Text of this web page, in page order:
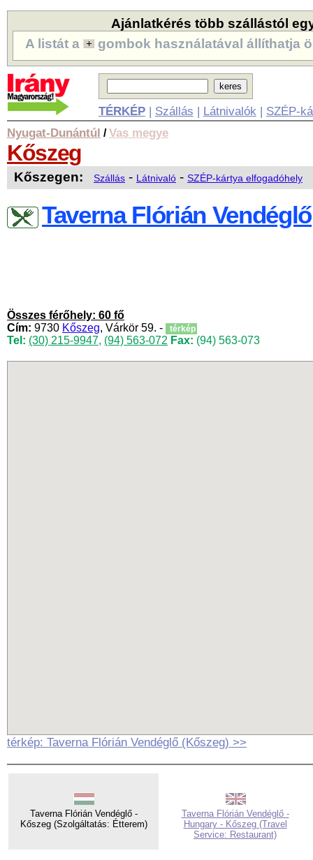
Ajánlatkérés több szállástól
A listát a
gombok használatával állíthatja
TÉRKÉP| Szállás | Látnivalók | SZÉP-
Nyugat-Dunántúl /Vas megye
Kőszeg
Kőszegen: Szállás - Látnivaló - SZÉP-kártya elfogadóhely
Taverna Flórián Vendéglő
Összes férőhely: 60 fő
Cím: 9730 Kőszeg, Várkör 59. - térkép
Tel: (30) 215-9947, (94) 563-072 Fax: (94) 563-073
térkép: Taverna Flórián Vendéglő (Kőszeg) >>
Taverna Flórián Vendéglő -
Kőszeg (Szolgáltatás: Étterem)
Taverna Flórián Vendéglő -
Hungary - Kőszeg (Travel
Service: Restaurant)